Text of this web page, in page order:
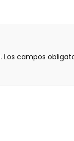
Los campos